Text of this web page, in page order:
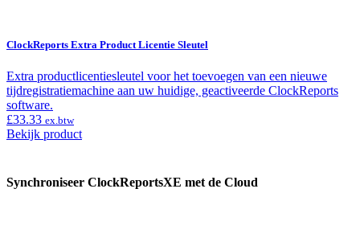
ClockReports Extra Product Licentie Sleutel
Extra productlicentiesleutel voor het toevoegen van een nieuwe
tijdregistratiemachine aan uw huidige, geactiveerde ClockReports
software.
£33.33 ex.btw
Bekijk product
Synchroniseer ClockReportsXE met de Cloud